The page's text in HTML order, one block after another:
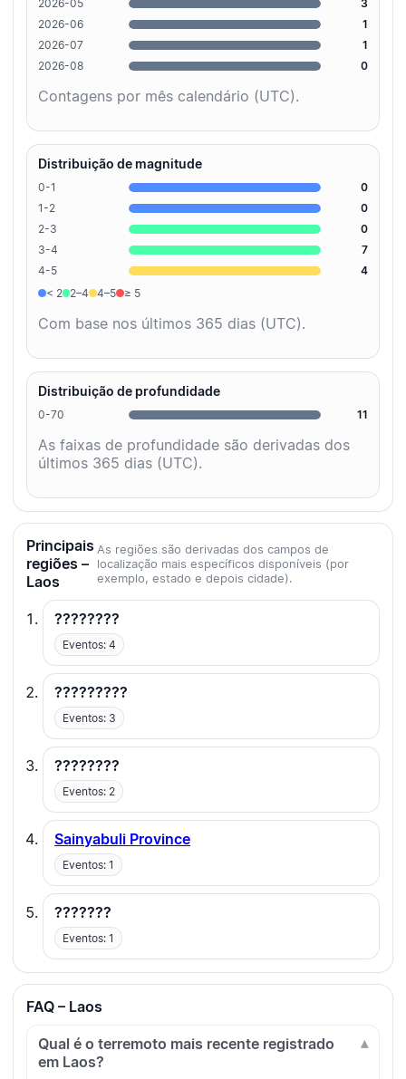
2026-05
3
2026-06
1
2026-07
1
2026-08
0
Contagens por mês calendário (UTC).
Distribuição de magnitude
0-1
0
1-2
0
2-3
0
3-4
7
4-5
4
< 2
2–4 4–5 ≥ 5
Com base nos últimos 365 dias (UTC).
Distribuição de profundidade
0-70 11
As faixas de profundidade são derivadas dos
últimos 365 dias (UTC).
Principais
regiões –
Laos
As regiões são derivadas dos campos de
localização mais específicos disponíveis (por
exemplo, estado e depois cidade).
????????
Eventos: 4
?????????
Eventos: 3
????????
Eventos: 2
Sainyabuli Province
Eventos: 1
???????
Eventos: 1
FAQ – Laos
Qual é o terremoto mais recente registrado
em Laos?